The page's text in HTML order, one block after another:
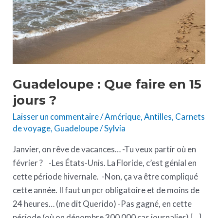
Guadeloupe : Que faire en 15
jours ?
Laisser un commentaire/Amérique,Antilles, Carnets
de voyage, Guadeloupe/Sylvia
Janvier, on rêve de vacances… -Tu veux partir où en
février ? -Les États-Unis. La Floride, c’est génial en
cette période hivernale. -Non, ça va être compliqué
cette année. Il faut un pcr obligatoire et de moins de
24 heures… (me dit Querido) -Pas gagné, en cette
jours
?